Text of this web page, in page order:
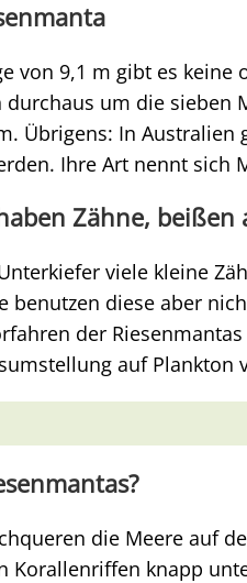
von 9,1 m gibt es
durchaus um die sieben
Übrigens: In Australien
Ihre Art nennt sich
Zähne,
viele kleine
benutzen diese aber
der
auf Plankton
die Meere auf
Korallenriffen knapp